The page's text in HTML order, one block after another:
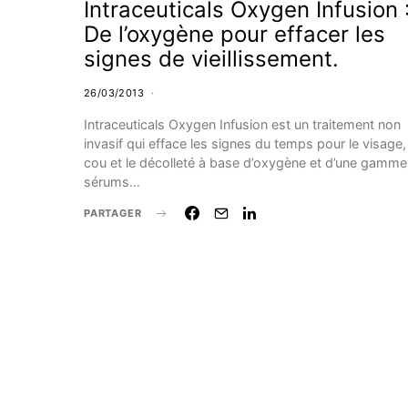
Intraceuticals Oxygen Infusion :
De l’oxygène pour effacer les
signes de vieillissement.
26/03/2013
Intraceuticals Oxygen Infusion est un traitement non
invasif qui efface les signes du temps pour le visage,
cou et le décolleté à base d’oxygène et d’une
sérums…
PARTAGER